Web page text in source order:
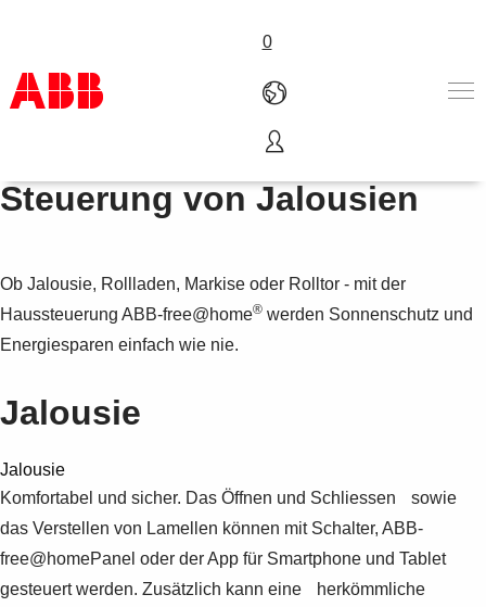
0
Produkte und Leistungen
Branchenlösungen
Where to buy
Contact us
Karriere
Mehr als Sonnenschutz - die
Steuerung von Jalousien
Ob Jalousie, Rollladen, Markise oder Rolltor - mit der
Haussteuerung ABB-free@home® werden Sonnenschutz und
Energiesparen einfach wie nie.
Jalousie
Jalousie
Komfortabel und sicher. Das Öffnen und Schliessen sowie
das Verstellen von Lamellen können mit Schalter, ABB-
free@homePanel oder der App für Smartphone und Tablet
gesteuert werden. Zusätzlich kann eine herkömmliche